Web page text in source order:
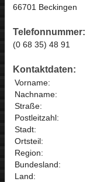
66701 Beckingen
Telefonnummer:
(0 68 35) 48 91
Kontaktdaten:
Vorname:
Nachname:
Straße:
Postleitzahl:
Stadt:
Ortsteil:
Region:
Bundesland:
Land: